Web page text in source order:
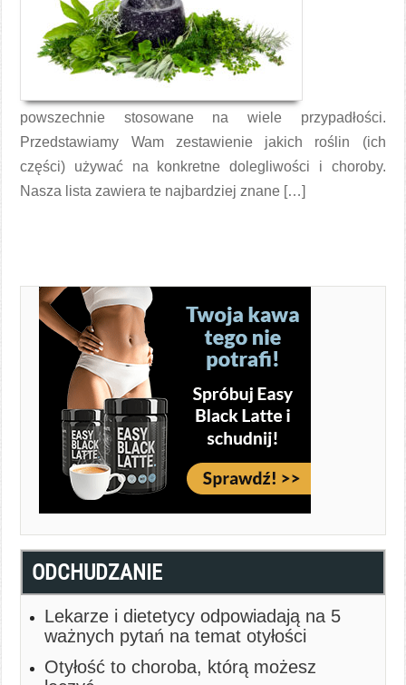
powszechnie stosowane na wiele przypadłości.
Przedstawiamy Wam zestawienie jakich roślin (ich
części) używać na konkretne dolegliwości i choroby.
Nasza lista zawiera te najbardziej znane […]
ODCHUDZANIE
Lekarze i dietetycy odpowiadają na 5
ważnych pytań na temat otyłości
Otyłość to choroba, którą możesz